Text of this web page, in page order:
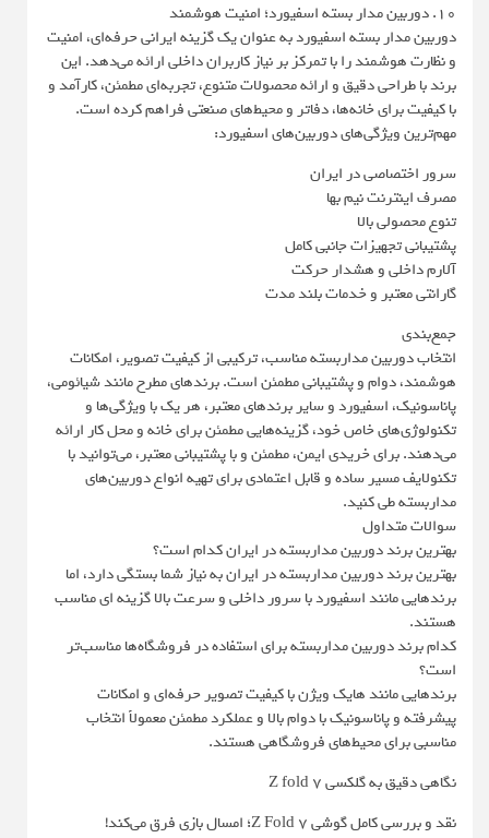
10. دوربین مدار بسته اسفیورد؛ امنیت هوشمند
دوربین مدار بسته اسفیورد به‌ عنوان یک گزینه ایرانی حرفه‌ای، امنیت
و نظارت هوشمند را با تمرکز بر نیاز کاربران داخلی ارائه می‌دهد. این
برند با طراحی دقیق و ارائه محصولات متنوع، تجربه‌ای مطمئن، کارآمد و
با کیفیت برای خانه‌ها، دفاتر و محیط‌های صنعتی فراهم کرده است.
مهم‌ترین ویژگی‌های دوربین‌های اسفیورد:
سرور اختصاصی در ایران
مصرف اینترنت نیم بها
تنوع محصولی بالا
پشتیبانی تجهیزات جانبی کامل
آلارم داخلی و هشدار حرکت
گارانتی معتبر و خدمات بلند مدت
جمع‌بندی
انتخاب دوربین مداربسته مناسب، ترکیبی از کیفیت تصویر، امکانات
هوشمند، دوام و پشتیبانی مطمئن است. برندهای مطرح مانند شیائومی،
پاناسونیک، اسفیورد و سایر برندهای معتبر، هر یک با ویژگی‌ها و
تکنولوژی‌های خاص خود، گزینه‌هایی مطمئن برای خانه و محل کار ارائه
می‌دهند. برای خریدی ایمن، مطمئن و با پشتیبانی معتبر، می‌توانید با
تکنولایف مسیر ساده و قابل اعتمادی برای تهیه انواع دوربین‌های
مداربسته طی کنید.
سوالات متداول
بهترین برند دوربین مداربسته در ایران کدام است؟
بهترین برند دوربین مداربسته در ایران به نیاز شما بستگی دارد، اما
برندهایی مانند اسفیورد با سرور داخلی و سرعت بالا گزینه ای مناسب
هستند.
کدام برند دوربین مداربسته برای استفاده در فروشگاه‌ها مناسب‌تر
است؟
برندهایی مانند هایک ویژن با کیفیت تصویر حرفه‌ای و امکانات
پیشرفته و پاناسونیک با دوام بالا و عملکرد مطمئن معمولاً انتخاب
مناسبی برای محیط‌های فروشگاهی هستند.
نگاهی دقیق به گلکسی Z fold 7
نقد و بررسی کامل گوشی Z Fold 7؛ امسال بازی فرق می‌کند!